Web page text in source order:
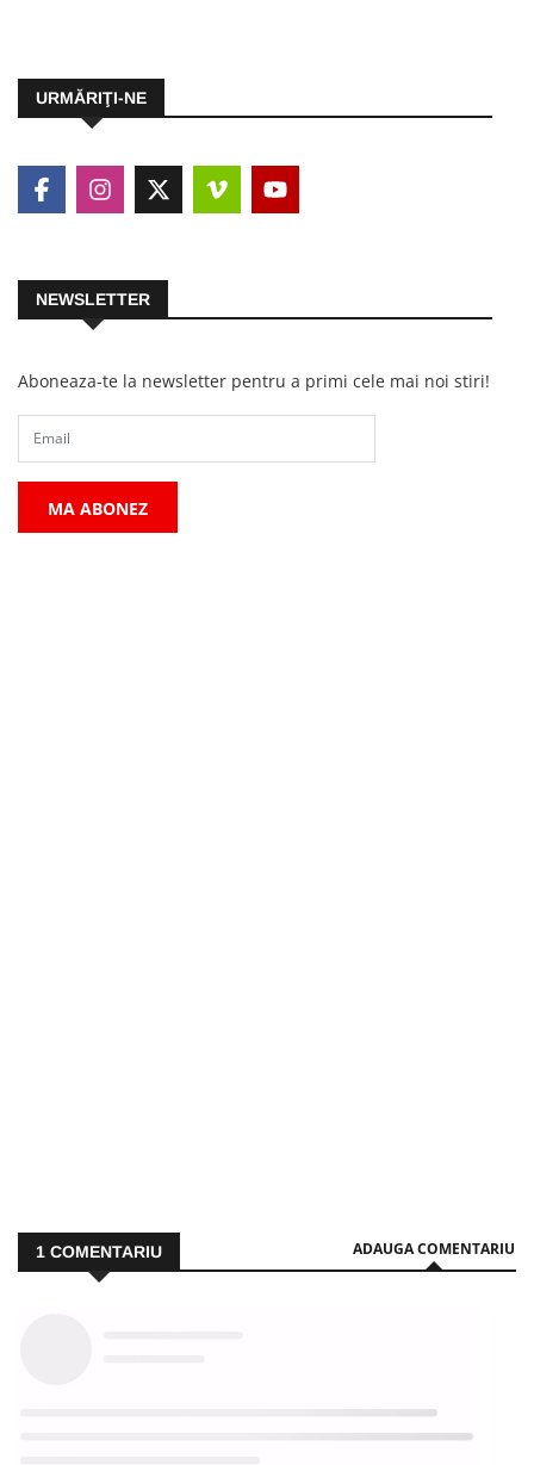
URMĂRIŢI-NE
NEWSLETTER
Aboneaza-te la newsletter pentru a primi cele mai noi stiri!
MA ABONEZ
1 COMENTARIU ADAUGA COMENTARIU